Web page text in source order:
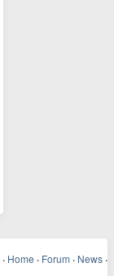
· Home · Forum · News ·